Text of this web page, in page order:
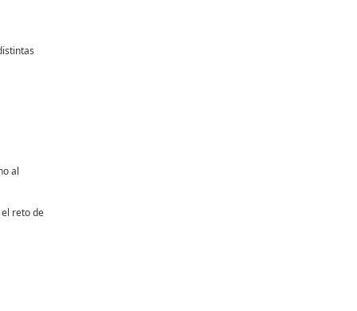
al
reto de